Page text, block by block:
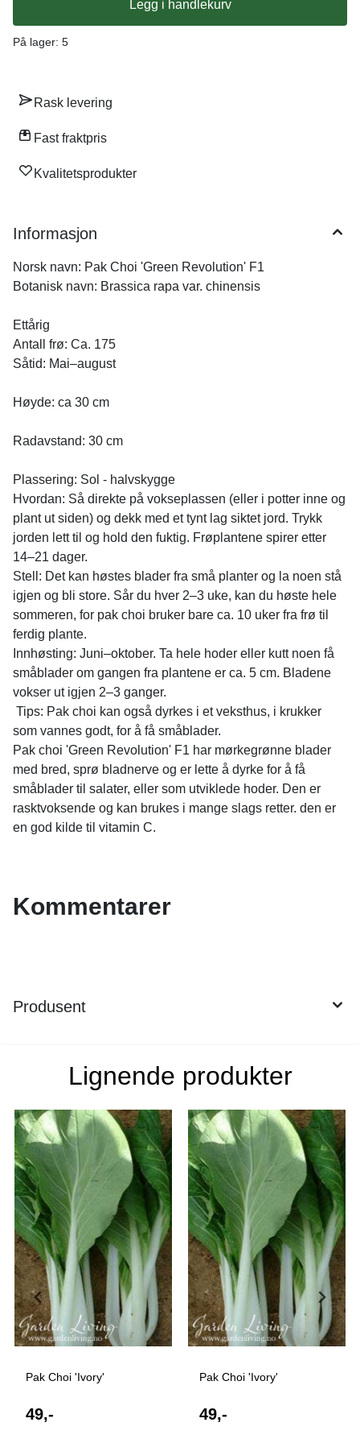
veksthus, i krukker som vannes godt, for å få småblader. Pak choi
'Green Revolution' F1 har mørkegrønne blader med bred, sprø
bladnerve og er lette å dyrke for å få småblader til salater, eller
som utviklede hoder. Den er rasktvoksende og kan brukes i
Legg i handlekurv
På lager: 5
Rask levering
Fast fraktpris
Kvalitetsprodukter
Informasjon
Norsk navn: Pak Choi 'Green Revolution' F1
Botanisk navn: Brassica rapa var. chinensis
Ettårig
Antall frø: Ca. 175
Såtid: Mai–august
Høyde: ca 30 cm
Radavstand: 30 cm
Plassering: Sol - halvskygge
Hvordan: Så direkte på vokseplassen (eller i potter inne og
plant ut siden) og dekk med et tynt lag siktet jord. Trykk
jorden lett til og hold den fuktig. Frøplantene spirer etter
14–21 dager.
Stell: Det kan høstes blader fra små planter og la noen stå
igjen og bli store. Sår du hver 2–3 uke, kan du høste hele
sommeren, for pak choi bruker bare ca. 10 uker fra frø til
ferdig plante.
Innhøsting: Juni–oktober. Ta hele hoder eller kutt noen få
småblader om gangen fra plantene er ca. 5 cm. Bladene
vokser ut igjen 2–3 ganger.
Tips: Pak choi kan også dyrkes i et veksthus, i krukker
som vannes godt, for å få småblader.
Pak choi 'Green Revolution' F1 har mørkegrønne blader
med bred, sprø bladnerve og er lette å dyrke for å få
småblader til salater, eller som utviklede hoder. Den er
rasktvoksende og kan brukes i mange slags retter. den er
en god kilde til vitamin C.
Kommentarer
Produsent
Lignende produkter
Pak Choi 'Ivory'
49,-
Pak Choi 'Ivory'
49,-